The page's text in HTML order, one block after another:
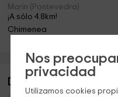
Nos
privacidad
Utilizamos cookies
Marin (Pontevedra)
¡A sólo 4.8km!
Chimenea
Descripción de Casa